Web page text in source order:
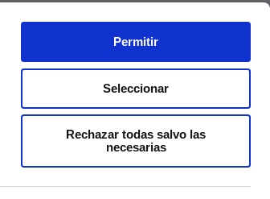
Permitir
Seleccionar
Rechazar todas salvo las
necesarias